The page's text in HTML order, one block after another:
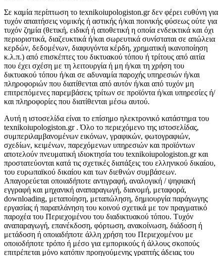
Σε καμία περίπτωση το texnikoiupologiston.gr δεν φέρει ευθύνη για
τυχόν απαιτήσεις νομικής ή αστικής ή/και ποινικής φύσεως ούτε για
τυχόν ζημία (θετική, ειδική ή αποθετική η οποία ενδεικτικά και όχι
περιοριστικά, διαζευκτικά ή/και σωρευτικά συνίσταται σε απώλεια
κερδών, δεδομένων, διαφυγόντα κέρδη, χρηματική ικανοποίηση
κ.λ.π.) από επισκέπτες του δικτυακού τόπου ή τρίτους από αιτία
που έχει σχέση με τη λειτουργία ή μη ή/και τη χρήση του
δικτυακού τόπου ή/και σε αδυναμία παροχής υπηρεσιών ή/και
πληροφοριών που διατίθενται από αυτόν ή/και από τυχόν μη
επιτρεπόμενες παρεμβάσεις τρίτων σε προϊόντα ή/και υπηρεσίες ή/
και πληροφορίες που διατίθενται μέσω αυτού.
Αυτή η ιστοσελίδα είναι το επίσημο ηλεκτρονικό κατάστημα του
texnikoiupologiston.gr . Όλο το περιεχόμενο της ιστοσελίδας,
συμπεριλαμβανομένων εικόνων, γραφικών, φωτογραφιών,
σχεδίων, κειμένων, παρεχόμενων υπηρεσιών και προϊόντων
αποτελούν πνευματική ιδιοκτησία του texnikoiupologiston.gr και
προστατεύονται κατά τις σχετικές διατάξεις του ελληνικού δικαίου,
του ευρωπαϊκού δικαίου και των διεθνών συμβάσεων.
Απαγορεύεται οποιαδήποτε αντιγραφή, αναλογική / ψηφιακή
εγγραφή και μηχανική αναπαραγωγή, διανομή, μεταφορά,
downloading, μεταποίηση, μεταπώληση, δημιουργία παράγωγης
εργασίας ή παραπλάνηση του κοινού σχετικά με τον πραγματικό
παροχέα του Περιεχομένου του διαδικτυακού τόπου. Τυχόν
αναπαραγωγή, επανέκδοση, φόρτωση, ανακοίνωση, διάδοση ή
μετάδοση ή οποιαδήποτε άλλη χρήση του Περιεχομένου με
οποιοδήποτε τρόπο ή μέσο για εμπορικούς ή άλλους σκοπούς
επιτρέπεται μόνο κατόπιν προηγούμενης γραπτής άδειας του